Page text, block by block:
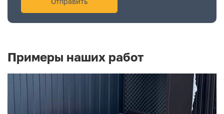
Примеры наших работ